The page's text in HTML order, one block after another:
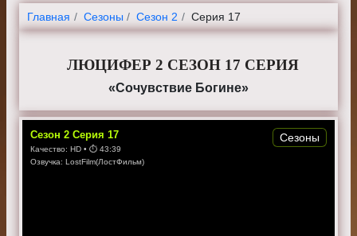
Главная Cезоны Сезон 2 Серия 17
ЛЮЦИФЕР 2 СЕЗОН 17 СЕРИЯ
«Сочувствие Богине»
Сезон 2 Серия 17
Качество: HD • ⏱ 43:39
Озвучка: LostFilm(ЛостФильм)
Сезоны